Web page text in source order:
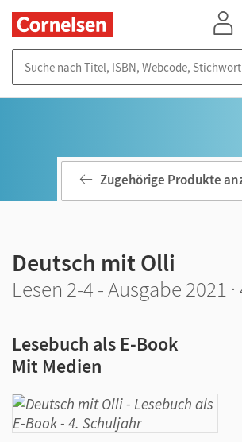
Zugehörige Produkte
Deutsch mit Olli
Lesen 2-4 - Ausgabe 2021
Lesebuch als E-Book
Mit Medien